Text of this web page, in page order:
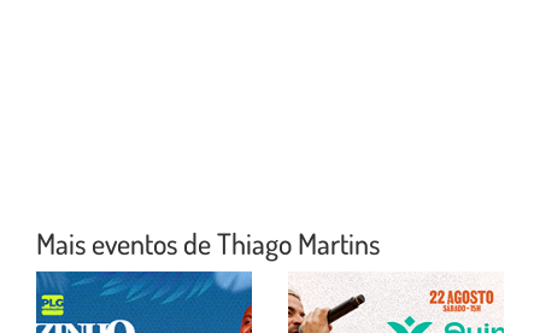
Mais eventos de Thiago Martins